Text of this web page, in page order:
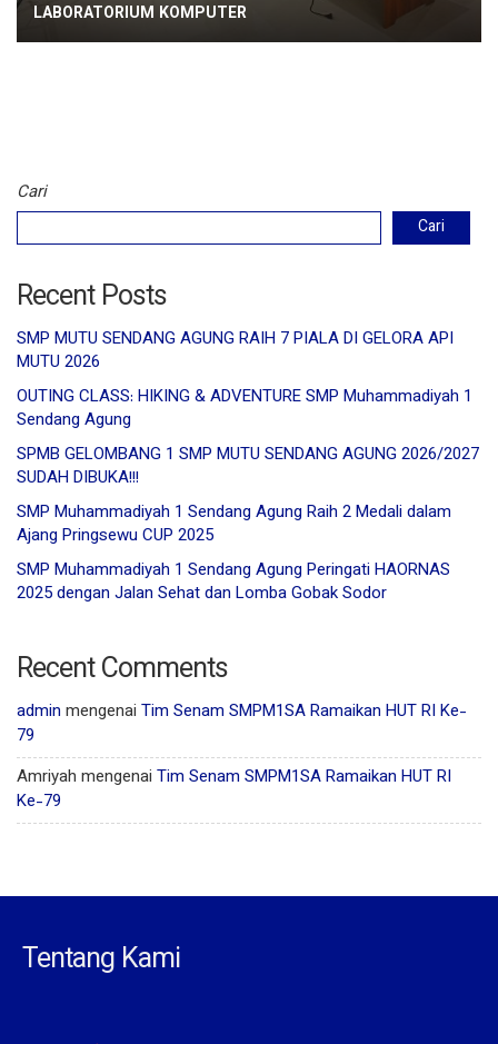
LABORATORIUM KOMPUTER
Cari
Cari
Recent Posts
SMP MUTU SENDANG AGUNG RAIH 7 PIALA DI GELORA API
MUTU 2026
OUTING CLASS: HIKING & ADVENTURE SMP Muhammadiyah 1
Sendang Agung
SPMB GELOMBANG 1 SMP MUTU SENDANG AGUNG 2026/2027
SUDAH DIBUKA!!!
SMP Muhammadiyah 1 Sendang Agung Raih 2 Medali dalam
Ajang Pringsewu CUP 2025
SMP Muhammadiyah 1 Sendang Agung Peringati HAORNAS
2025 dengan Jalan Sehat dan Lomba Gobak Sodor
Recent Comments
admin mengenai Tim Senam SMPM1SA Ramaikan HUT RI Ke-
79
Amriyah mengenai Tim Senam SMPM1SA Ramaikan HUT RI
Ke-79
Tentang Kami